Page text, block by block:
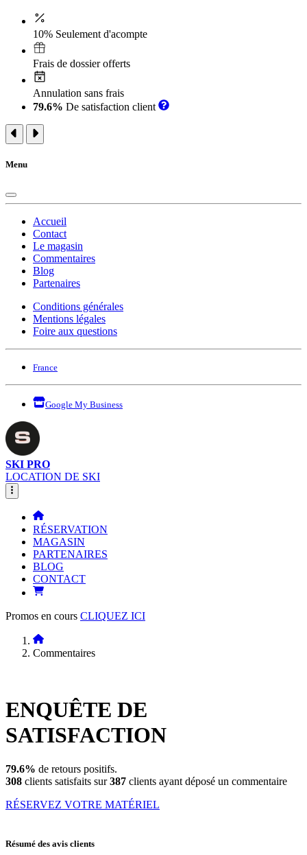
10% Seulement d'acompte
Frais de dossier offerts
Annulation sans frais
79.6% De satisfaction client
Menu
Accueil
Contact
Le magasin
Commentaires
Blog
Partenaires
Conditions générales
Mentions légales
Foire aux questions
France
Google My Business
SKI PRO
LOCATION DE SKI
RÉSERVATION
MAGASIN
PARTENAIRES
BLOG
CONTACT
Promos en cours CLIQUEZ ICI
Commentaires
ENQUÊTE DE
SATISFACTION
79.6% de retours positifs.
308 clients satisfaits sur387 clients ayant déposé un commentaire
RÉSERVEZ VOTRE MATÉRIEL
Résumé des avis clients